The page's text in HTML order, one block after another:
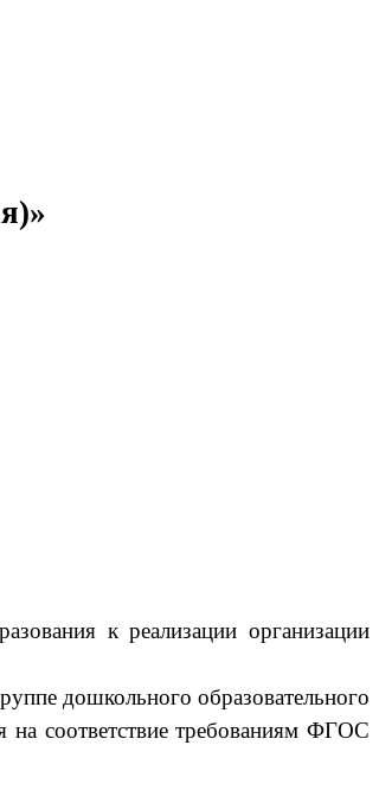
к реализации организации
дошкольного образовательного
соответствие требованиям ФГОС